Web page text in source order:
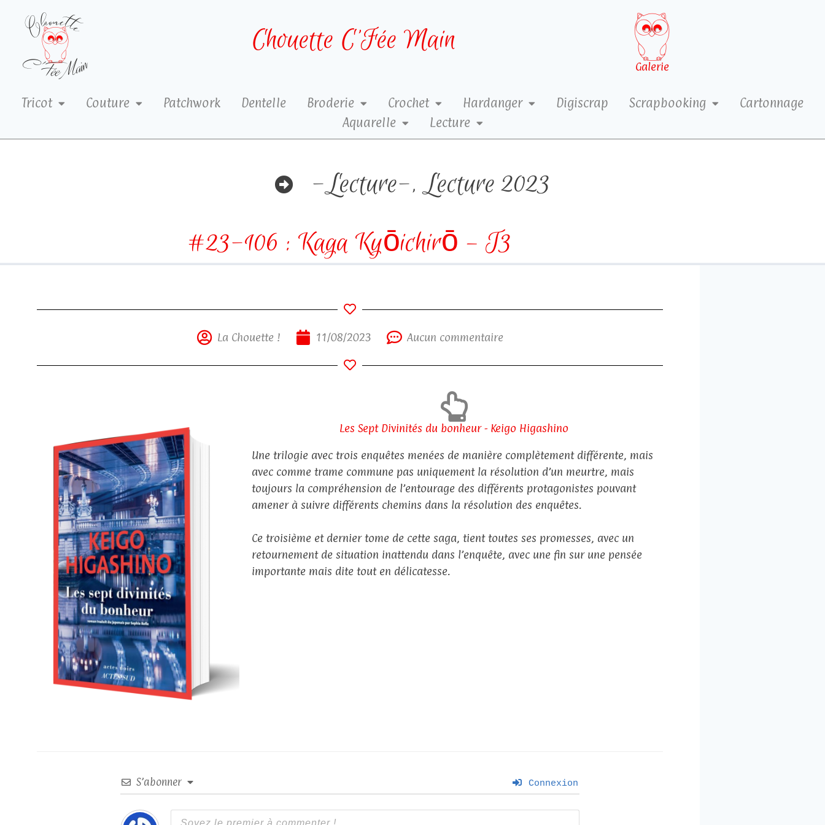
Chouette C’Fée Main
Galerie
Tricot Couture Patchwork Dentelle Broderie Crochet Hardanger Digiscrap Scrapbooking
Cartonnage
Aquarelle
Lecture
-Lecture-,Lecture 2023
#23-106 : Kaga Kyōichirō – T3
La Chouette ! 11/08/2023 Aucun commentaire
Les Sept Divinités du bonheur - Keigo Higashino
Une trilogie avec trois enquêtes menées de manière complètement différente, mais
avec comme trame commune pas uniquement la résolution d’un meurtre, mais
toujours la compréhension de l’entourage des différents protagonistes pouvant
amener à suivre différents chemins dans la résolution des enquêtes.
Ce troisième et dernier tome de cette saga, tient toutes ses promesses, avec un
retournement de situation inattendu dans l’enquête, avec une fin sur une pensée
importante mais dite tout en délicatesse.
S’abonner Connexion